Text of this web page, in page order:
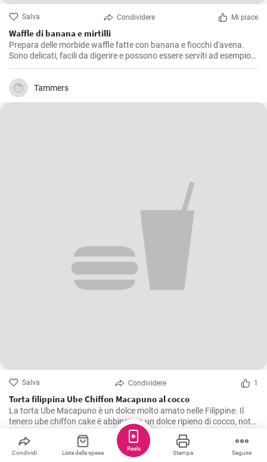
Salva Condividere Mi piace
Waffle di banana e mirtilli
Prepara delle morbide waffle fatte con banana e fiocchi d'avena.
Sono delicati, facili da digerire e possono essere serviti ad esempio
con mirtilli freschi e sciroppo di mirtilli.
Tammers
Salva Condividere 1
Torta filippina Ube Chiffon Macapuno al cocco
La torta Ube Macapuno è un dolce molto amato nelle Filippine. Il
tenero ube chiffon cake è abbinato a un dolce ripieno di cocco, noto
come macapuno, per creare una combinazione appetitosa. Questa
autentica ricetta di torta non è solo deliziosa, ma vanta anche un
accattivante colore viola, che dona un tocco di allegria alla vostra
PUBBLICITÀ
Condividi Lista della spesa Stampa Seguire
Reels